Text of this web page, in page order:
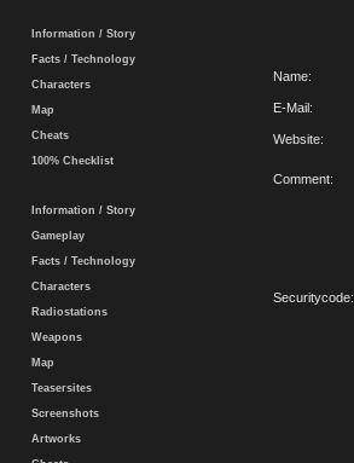
Information / Story
Facts / Technology
Characters
Map
Cheats
100% Checklist
Information / Story
Gameplay
Facts / Technology
Characters
Radiostations
Weapons
Map
Teasersites
Screenshots
Artworks
Name:
E-Mail:
Website:
Comment:
Securitycode: